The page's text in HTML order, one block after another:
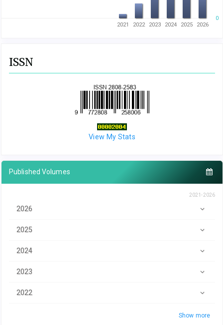
0
2021 2022 2023 2024 2025 2026
ISSN
View My Stats
Published Volumes
2021-2026
2026
2025
2024
2023
2022
Show more